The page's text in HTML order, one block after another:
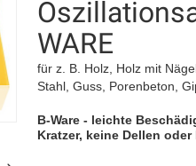
WARE
für z. B. Holz, Holz mit
Stahl, Guss, Porenbeton,
B-Ware - leichte
Kratzer, keine Dellen